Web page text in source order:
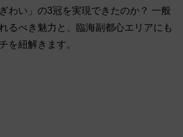
わい」の3冠を実現できたのか？ 一般
るべき魅力と、臨海副都心エリアにも
を紐解きます。